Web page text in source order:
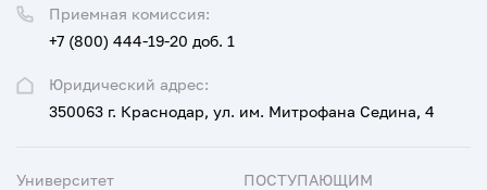
Юридический адрес:
350063 г. Краснодар, ул. им. Митрофана Седина, 4
Приемная комиссия:
+7 (800) 444-19-20 доб. 1
Университет ПОСТУПАЮЩИМ